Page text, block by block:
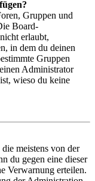
Gruppen und
Board-
erlaubt,
in dem du deinen
Gruppen
Administrator
wieso du keine
meistens von der
du gegen eine dieser
Verwarnung erteilen.